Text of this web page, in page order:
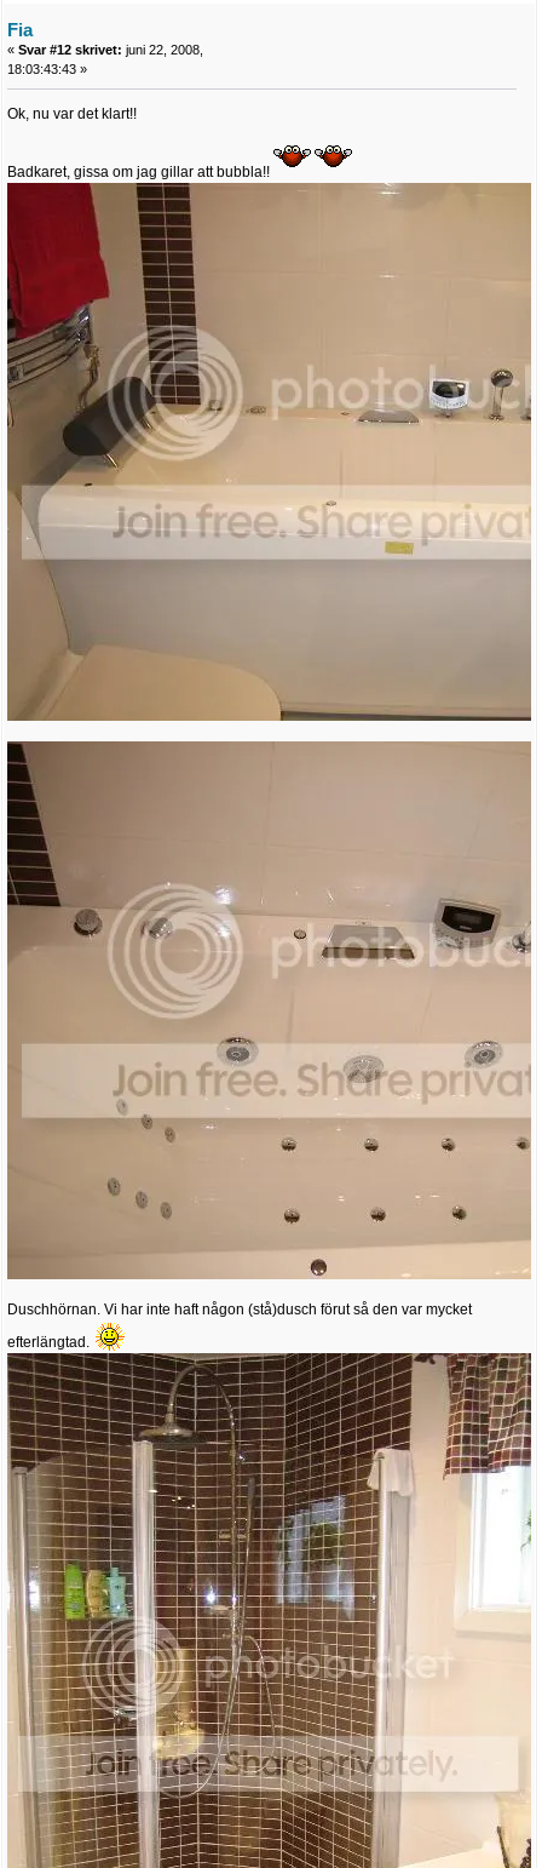
Fia
« Svar #12 skrivet: juni 22, 2008,
18:03:43:43 »
Ok, nu var det klart!!
Badkaret, gissa om jag gillar att bubbla!!
Duschhörnan. Vi har inte haft någon (stå)dusch förut så den var mycket
efterlängtad.